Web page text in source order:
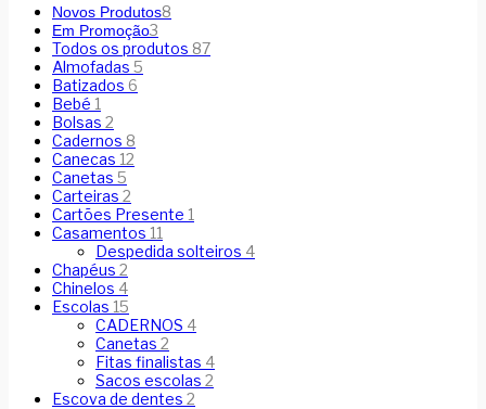
Novos Produtos8
Em Promoção3
Todos os produtos 87
Almofadas 5
Batizados 6
Bebé 1
Bolsas 2
Cadernos 8
Canecas 12
Canetas 5
Carteiras 2
Cartões Presente 1
Casamentos 11
Despedida solteiros 4
Chapéus 2
Chinelos 4
Escolas 15
CADERNOS 4
Canetas 2
Fitas finalistas 4
Sacos escolas 2
Escova de dentes 2